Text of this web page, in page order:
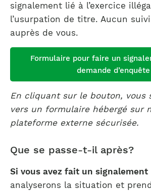
signalement lié à l’exercice
l’usurpation de titre. Aucun
auprès de vous.
Formulaire pour faire un
demande d’enquête
En cliquant sur le bouton, vous
vers un formulaire hébergé sur
plateforme externe sécurisée.
Que se passe-t-il après?
Si vous avez fait un signalement
analyserons la situation et